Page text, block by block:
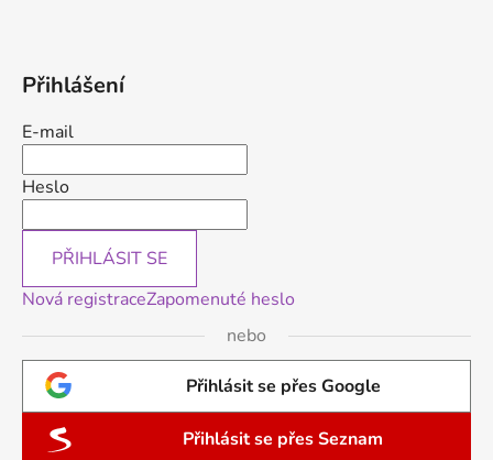
Přihlášení
E-mail
Heslo
PŘIHLÁSIT SE
Nová registraceZapomenuté heslo
nebo
Přihlásit se přes Google
Přihlásit se přes Seznam